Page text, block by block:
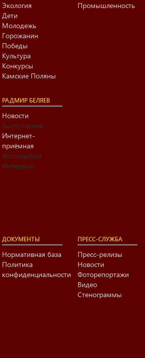
Экология
Дети
Молодежь
Горожанин
Победы
Культура
Конкурсы
Камские Поляны
Промышленность
РАДМИР БЕЛЯЕВ
Новости
Выступления
Интернет-
приёмная
Фотоальбом
Интервью
ДОКУМЕНТЫ
Нормативная база
Политика
конфиденциальности
ПРЕСС-СЛУЖБА
Пресс-релизы
Новости
Фоторепортажи
Видео
Стенограммы